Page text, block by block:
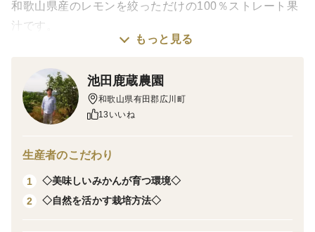
和歌山県産のレモンを絞っただけの100％ストレート果
汁です。
柑橘の栽培が盛んな和歌山県で、豊かな自然の中で育っ
防腐剤・ワックス不使用の国産レモン果汁です。
香りがよく爽やかな酸味がいつでもお手軽にお楽しみい
ただけます。
和歌山の農家直送！産地直送の味をお楽しみください！
もっと見る
池田鹿蔵農園
和歌山県有田郡広川町
13いいね
生産者のこだわり
1
◇美味しいみかんが育つ環境◇
2
◇自然を活かす栽培方法◇